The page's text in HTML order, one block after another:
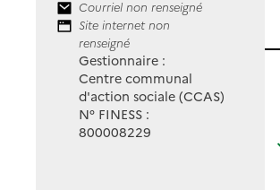
Contact
Courriel non renseigné
Site Internet
Site internet non
renseigné
Gestionnaire :
Centre communal
d'action sociale (CCAS)
N° FINESS :
800008229